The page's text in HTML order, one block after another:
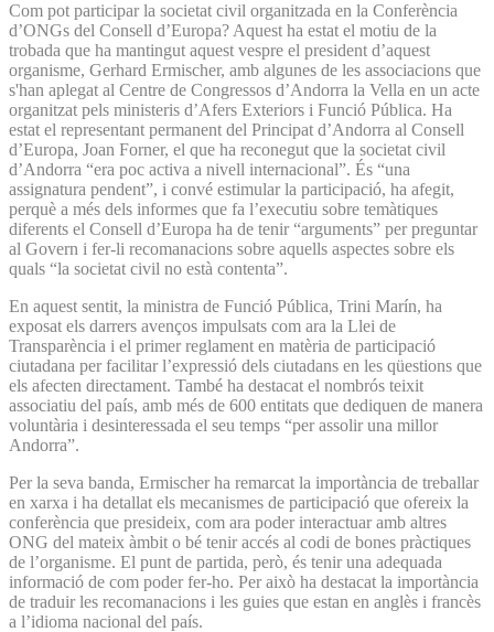
Com pot participar la societat civil organitzada en la Conferència
d’ONGs del Consell d’Europa? Aquest ha estat el motiu de la
trobada que ha mantingut aquest vespre el president d’aquest
organisme, Gerhard Ermischer, amb algunes de les associacions que
s'han aplegat al Centre de Congressos d’Andorra la Vella en un acte
organitzat pels ministeris d’Afers Exteriors i Funció Pública. Ha
estat el representant permanent del Principat d’Andorra al Consell
d’Europa, Joan Forner, el que ha reconegut que la societat civil
d’Andorra “era poc activa a nivell internacional”. És “una
assignatura pendent”, i convé estimular la participació, ha afegit,
perquè a més dels informes que fa l’executiu sobre temàtiques
diferents el Consell d’Europa ha de tenir “arguments” per preguntar
al Govern i fer-li recomanacions sobre aquells aspectes sobre els
quals “la societat civil no està contenta”.
En aquest sentit, la ministra de Funció Pública, Trini Marín, ha
exposat els darrers avenços impulsats com ara la Llei de
Transparència i el primer reglament en matèria de participació
ciutadana per facilitar l’expressió dels ciutadans en les qüestions que
els afecten directament. També ha destacat el nombrós teixit
associatiu del país, amb més de 600 entitats que dediquen de manera
voluntària i desinteressada el seu temps “per assolir una millor
Andorra”.
Per la seva banda, Ermischer ha remarcat la importància de treballar
en xarxa i ha detallat els mecanismes de participació que ofereix la
conferència que presideix, com ara poder interactuar amb altres
ONG del mateix àmbit o bé tenir accés al codi de bones pràctiques
de l’organisme. El punt de partida, però, és tenir una adequada
informació de com poder fer-ho. Per això ha destacat la importància
de traduir les recomanacions i les guies que estan en anglès i francès
a l’idioma nacional del país.